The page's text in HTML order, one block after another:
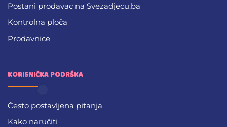
Postani prodavac na Svezadjecu.ba
Kontrolna ploča
Prodavnice
KORISNIČKA PODRŠKA
Često postavljena pitanja
Kako naručiti